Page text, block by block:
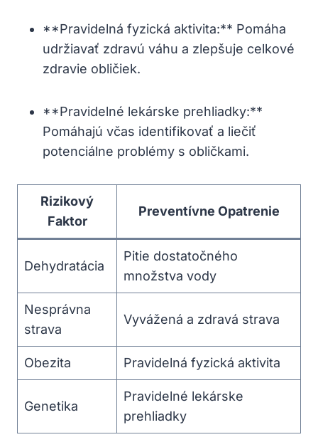
**Pravidelná fyzická aktivita:** Pomáha
udržiavať zdravú váhu a zlepšuje celkové
zdravie obličiek.
**Pravidelné lekárske prehliadky:**
Pomáhajú včas identifikovať a liečiť
potenciálne problémy s obličkami.
Rizikový
Faktor
Preventívne Opatrenie
Dehydratácia
Pitie dostatočného
množstva vody
Nesprávna
strava
Vyvážená a zdravá strava
Obezita Pravidelná fyzická aktivita
Genetika
Pravidelné lekárske
prehliadky